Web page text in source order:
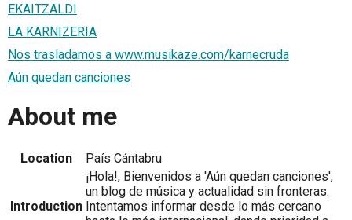
EKAITZALDI
LA KARNIZERIA
Nos trasladamos a www.musikaze.com/karnecruda
Aún quedan canciones
About me
Location País Cántabru
Introduction
¡Hola!, Bienvenidos a 'Aún quedan canciones',
un blog de música y actualidad sin fronteras.
Intentamos informar desde lo más cercano